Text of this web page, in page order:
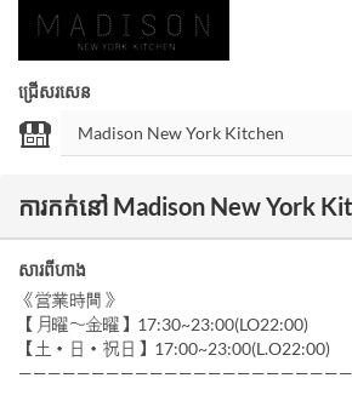
ជ្រើសរសេន
ការកក់នៅ Madison New York
សារពីហាង
《営業時間》
【月曜〜金曜】17:30~23:00(LO22:00)
【土・日・祝日】17:00~23:00(L.O22:00)
———————————————————————